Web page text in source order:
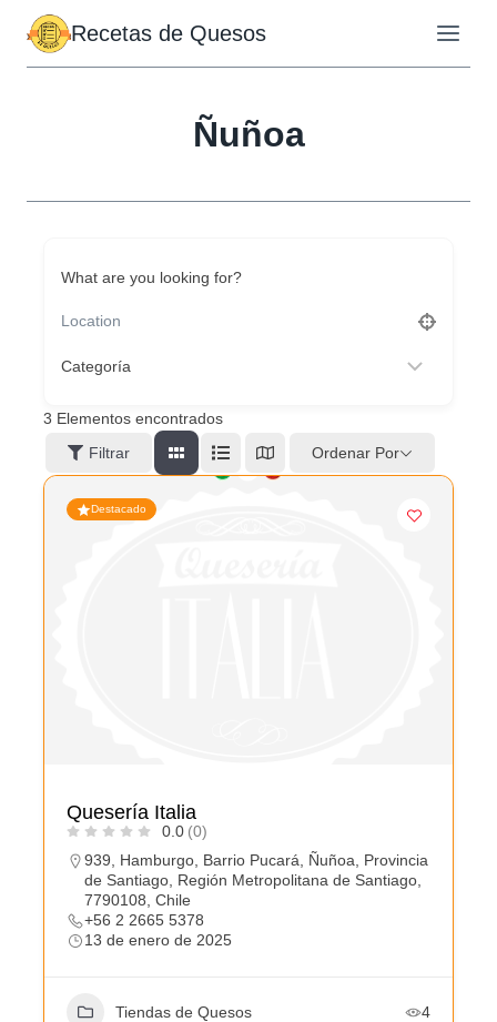
Saltar
contenido
Recetas de Quesos
Ñuñoa
What are you looking for?
3 Elementos encontrados
Filtrar
Ordenar Por
Destacado
Quesería Italia
0.0 (0)
939, Hamburgo, Barrio Pucará, Ñuñoa, Provincia
de Santiago, Región Metropolitana de Santiago,
7790108, Chile
+56 2 2665 5378
13 de enero de 2025
Tiendas de Quesos 4